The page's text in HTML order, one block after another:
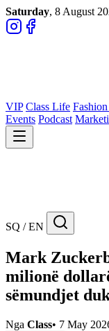
Saturday, 8 August
VIP Class Life
Events Podcast
SQ / EN
Mark
milionë
sëmundjet
Nga Class• 7 May